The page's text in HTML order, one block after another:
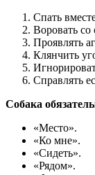
Спать
Воровать со
Проявлять
Клянчить
Справлять
Собака
«Место».
«Ко мне».
«Сидеть».
«Рядом».